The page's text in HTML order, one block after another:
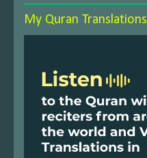
My Quran Translations